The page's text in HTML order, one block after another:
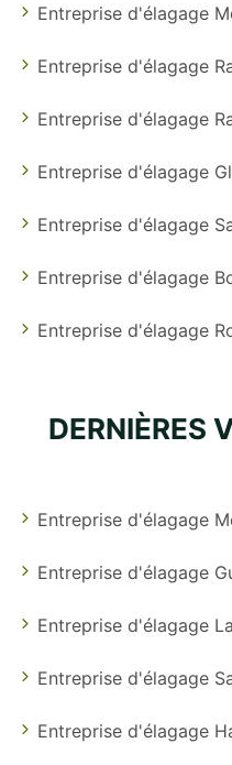
Entreprise d'élagage
Entreprise d'élagage
Entreprise d'élagage
Entreprise d'élagage
Entreprise d'élagage
Entreprise d'élagage
Entreprise d'élagage
DERNIÈRES
Entreprise d'élagage
Entreprise d'élagage
Entreprise d'élagage
Entreprise d'élagage
Entreprise d'élagage